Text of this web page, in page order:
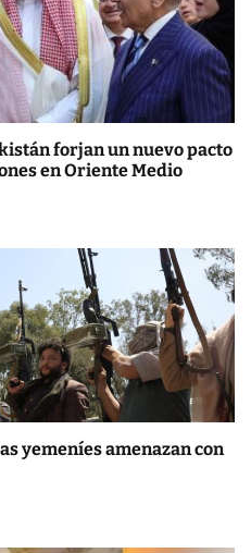
forjan un nuevo pacto
en Oriente Medio
yemeníes amenazan con